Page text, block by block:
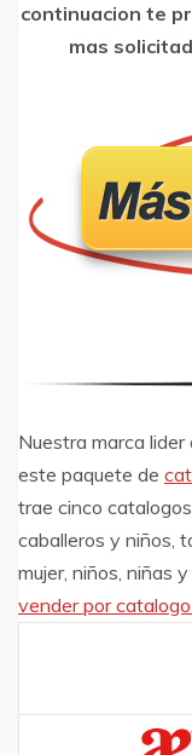
continuacion te
mas
Nuestra marca lider
este paquete de
trae cinco
caballeros y niños,
mujer, niños, niñas
vender por